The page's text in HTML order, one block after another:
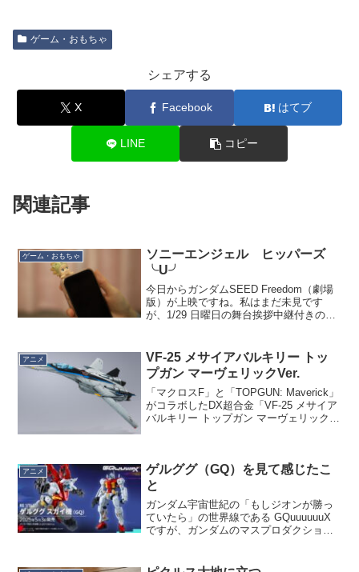
ゲーム・おもちゃ
シェアする
X Facebook はてブ
LINE コピー
関連記事
ゲーム・おもちゃ
ソニーエンジェル ヒッパーズ
╰U╯
今日からガンダムSEED Freedom（劇場
版）が上映ですね。私はまだ未見です
が、1/29 日曜日の舞台挨拶中継付きの回
のですが、やはりガンダムの新作という
ことであ...
アニメ
VF-25 メサイアバルキリー トッ
プガン マーヴェリックVer.
「マクロスF」と「TOPGUN: Maverick」
がコラボしたDX超合金「VF-25 メサイア
バルキリー トップガン マーヴェリック
アニメ
ゲルググ（GQ）を見て感じたこ
と
ガンダム宇宙世紀の「もしジオンが勝っ
ていたら」の世界線である GQuuuuuuX
ですが、ガンダムのマスプロダクション
映の第四話。もっともゲルググもさるこ